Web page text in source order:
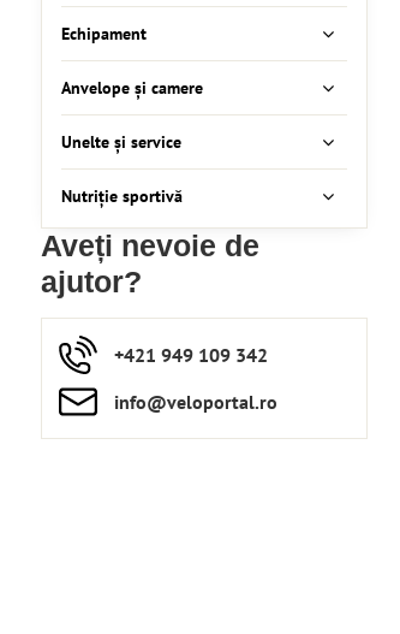
Echipament
Anvelope și camere
Unelte și service
Nutriție sportivă
Aveți nevoie de
ajutor?
+421 949 109 342
info​​@veloportal​.ro